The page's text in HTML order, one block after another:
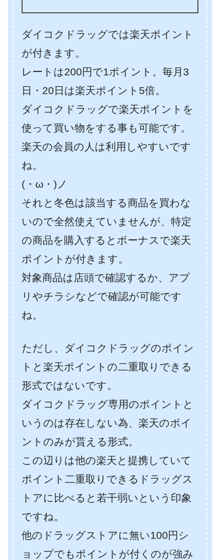
ダイコクドラッグでは楽天ポイント
が付きます。
レートは200円で1ポイント。毎月3
日・20日は楽天ポイント5倍。
ダイコクドラッグで楽天ポイントを
使って買い物をする事も可能です。
楽天の会員の人は利用しやすいです
ね。
(・ω・)ノ
それと冬色は該当する商品を買わな
いので全然使えていませんが、特定
の商品を購入するとボーナスで楽天
ポイントが付きます。
対象商品は店頭で確認するか、アプ
リやチラシなどで確認が可能です
ね。
ただし、ダイコクドラッグのポイン
トと楽天ポイントの二重取りできる
形式ではないです。
ダイコクドラッグ専用のポイントと
いうのは存在しない為、楽天のポイ
ントのみが貰える形式。
この辺りは他の楽天と提携していて
ポイント二重取りできるドラッグス
トアに比べると若干弱いという印象
ですね。
他のドラッグストアに無い100円シ
ョップでもポイントが付くのが強み